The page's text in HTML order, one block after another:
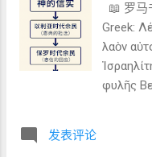
——即神
11:5）
「使心
），暗
洞见：
色列”
📖 罗马
Greek:
λαὸν
φυλῆς
（
发表评论